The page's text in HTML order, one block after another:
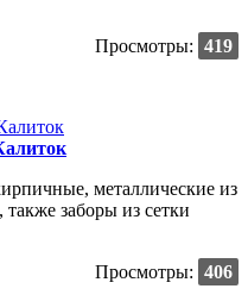
Просмотры: 419
металлические из
заборы из сетки
Просмотры: 406